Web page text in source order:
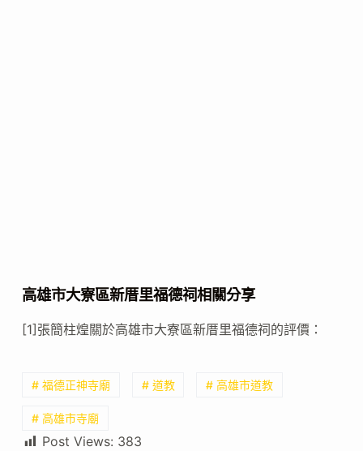
高雄市大寮區新厝里福德祠相關分享
[1]張簡柱煌關於高雄市大寮區新厝里福德祠的評價：
# 福德正神寺廟 # 道教 # 高雄市道教
# 高雄市寺廟
Post Views: 383